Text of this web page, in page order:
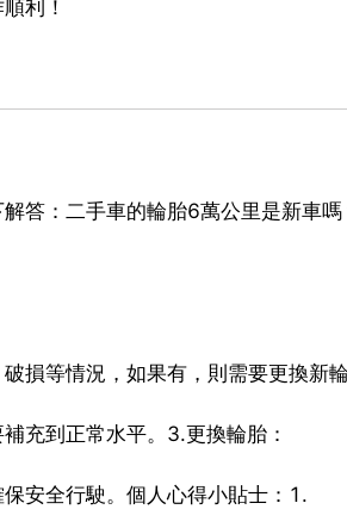
利！
答：二手車的輪胎6萬公里是新車
損等情況，如果有，則需要更換新
充到正常水平。3.更換輪胎：
安全行駛。個人心得小貼士：1.